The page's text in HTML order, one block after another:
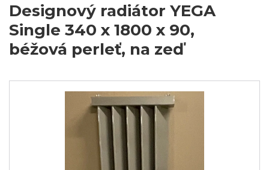
Designový radiátor YEGA
Single 340 x 1800 x 90,
béžová perleť, na zeď